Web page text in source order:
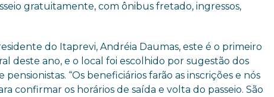
gratuitamente, com ônibus fretado, ingressos,
do Itaprevi, Andréia Daumas, este é o primeiro
deste ano, e o local foi escolhido por sugestão dos
pensionistas. “Os beneficiários farão as inscrições e nós
confirmar os horários de saída e volta do passeio. São